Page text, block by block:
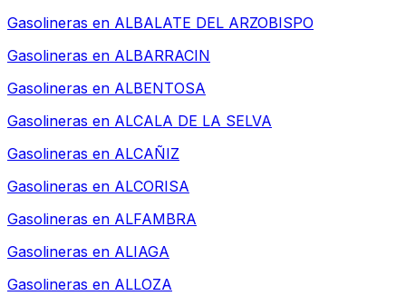
Gasolineras en ALBALATE DEL ARZOBISPO
Gasolineras en ALBARRACIN
Gasolineras en ALBENTOSA
Gasolineras en ALCALA DE LA SELVA
Gasolineras en ALCAÑIZ
Gasolineras en ALCORISA
Gasolineras en ALFAMBRA
Gasolineras en ALIAGA
Gasolineras en ALLOZA